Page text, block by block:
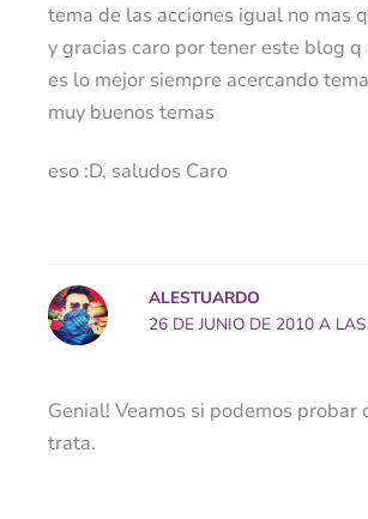
tema de las acciones igual no mas
y gracias caro por tener este blog
es lo mejor siempre acercando
muy buenos temas
eso :D, saludos Caro
ALESTUARDO
26 DE JUNIO DE 2010 A
Genial! Veamos si podemos probar
trata.